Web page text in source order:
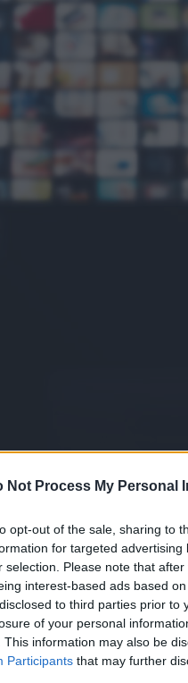
Not Process My Personal
opt-out of the sale, sharing to
for targeted
selection. Please note that
interest-based ads based
to third parties prior
of your personal
This information may also be
Participants that may further